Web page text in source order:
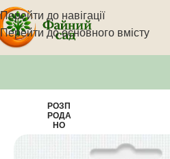
Перейти до навігації
Перейти до основного вмісту
РОЗП
РОДА
НО